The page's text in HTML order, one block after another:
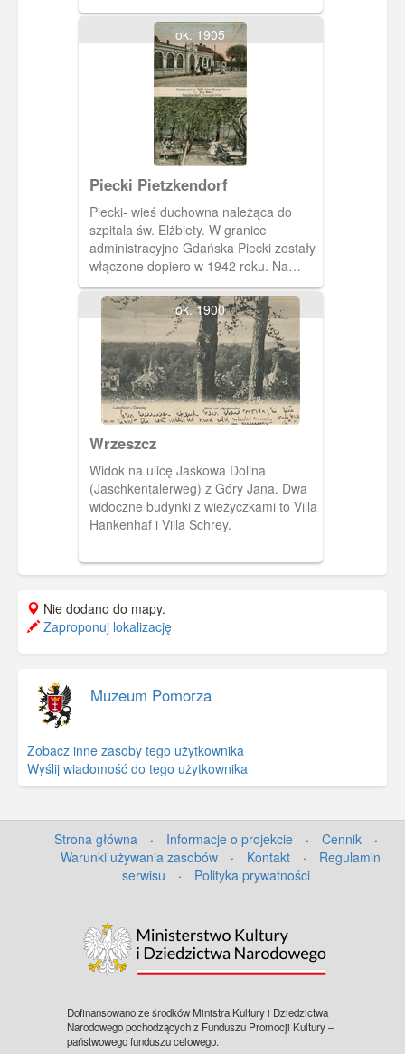
ok. 1905
Piecki Pietzkendorf
Piecki- wieś duchowna należąca do
szpitala św. Elżbiety. W granice
administracyjne Gdańska Piecki zostały
włączone dopiero w 1942 roku. Na
pocztówce widzimy Restaurant und
Cafe zum Kronprinz. Lokal był
własnością Maxa Blocka.
ok. 1900
Wrzeszcz
Widok na ulicę Jaśkowa Dolina
(Jaschkentalerweg) z Góry Jana. Dwa
widoczne budynki z wieżyczkami to Villa
Hankenhaf i Villa Schrey.
Nie dodano do mapy.
Zaproponuj lokalizację
Muzeum Pomorza
Zobacz inne zasoby tego użytkownika
Wyślij wiadomość do tego użytkownika
Strona główna · Informacje o projekcie · Cennik
·
Warunki używania zasobów
· Kontakt ·
Regulamin
serwisu
· Polityka prywatności
Dofinansowano ze środków Ministra Kultury i Dziedzictwa
Narodowego pochodzących z Funduszu Promocji Kultury –
państwowego funduszu celowego.